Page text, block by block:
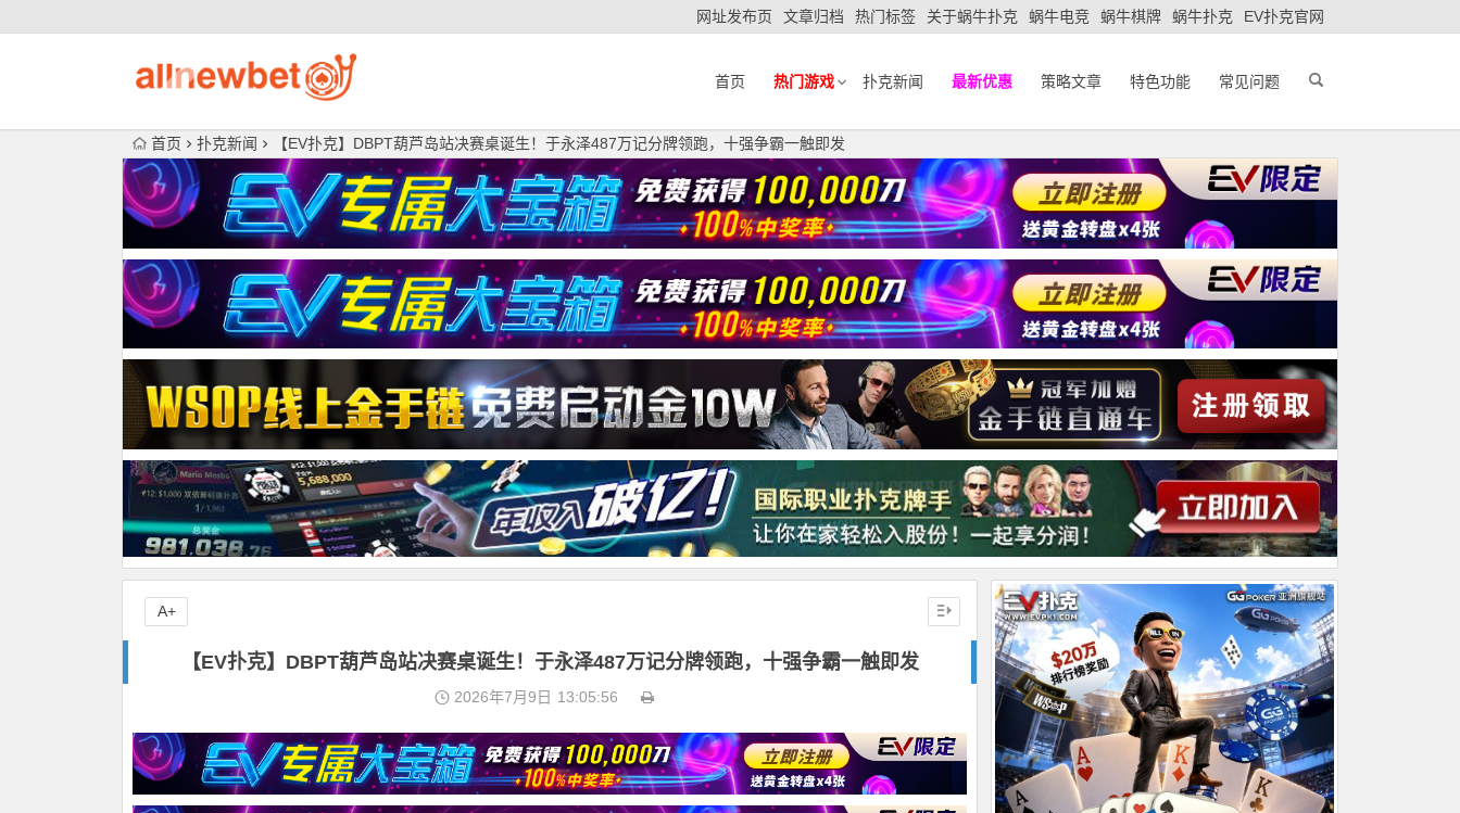
网址发布页 文章归档 热门标签 关于蜗牛扑克 蜗牛电竞 蜗牛棋牌 蜗牛扑克 EV扑克官网
首页 热门游戏 扑克新闻 最新优惠 策略文章 特色功能 常见问题
首页 扑克新闻 【EV扑克】DBPT葫芦岛站决赛桌诞生！于永泽487万记分牌领跑，十强争霸一触即发
【EV扑克】DBPT葫芦岛站决赛桌诞生！于永泽487万记分牌领跑，十强争霸一触即发
2026年7月9日 13:05:56
A+